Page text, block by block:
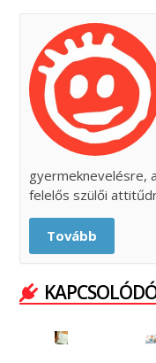
gyermeknevelésre,
felelős szülői
Tovább